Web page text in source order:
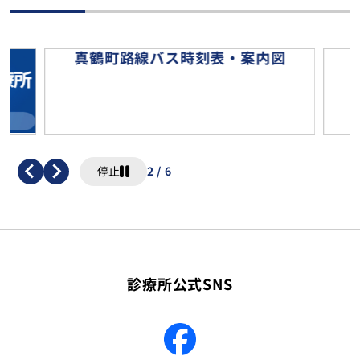
真鶴町路線バス時刻表・案内図
停止 2 / 6
診療所公式SNS